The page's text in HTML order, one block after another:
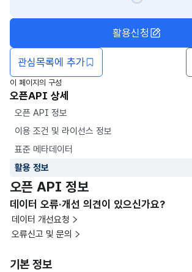
관심목록에 추가
활용신청
이 페이지의 구성
오픈API 상세
오픈 API 정보
이용 조건 및 라이선스 정보
표준 메타데이터
활용 정보
오픈 API 정보
데이터 오류·개선 의견이 있으신가요?
데이터 개선요청
오류신고 및 문의
기본 정보